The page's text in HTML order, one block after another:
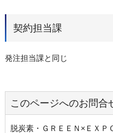
契約担当課
発注担当課と同じ
このページへのお問合
脱炭素・ＧＲＥＥＮ×ＥＸＰ